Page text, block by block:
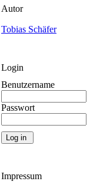
Autor
Tobias Schäfer
Login
Benutzername
Passwort
Impressum